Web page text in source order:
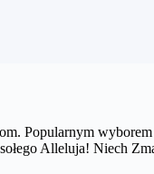
Popularnym wyborem
Alleluja! Niech